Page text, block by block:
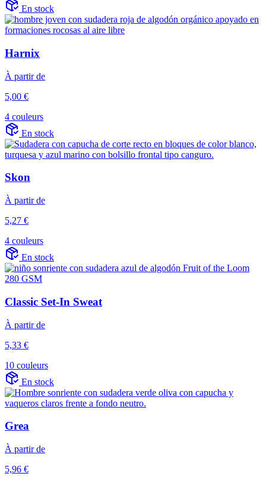
En stock
Harnix
À partir de
5,00 €
4 couleurs
En stock
Skon
À partir de
5,27 €
4 couleurs
En stock
Classic Set-In Sweat
À partir de
5,33 €
10 couleurs
En stock
Grea
À partir de
5,96 €